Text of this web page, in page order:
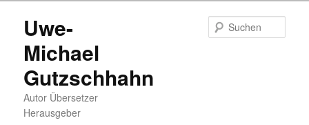
primären
springen
Uwe-
Michael
Gutzschhahn
Autor Übersetzer
Herausgeber